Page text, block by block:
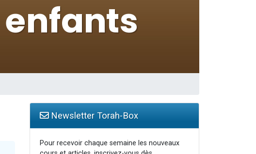
Newsletter Torah-Box
Pour recevoir chaque semaine les nouveaux